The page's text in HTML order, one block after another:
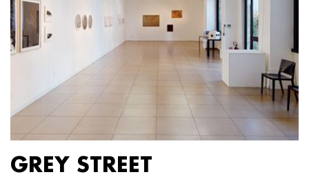
GREY STREET